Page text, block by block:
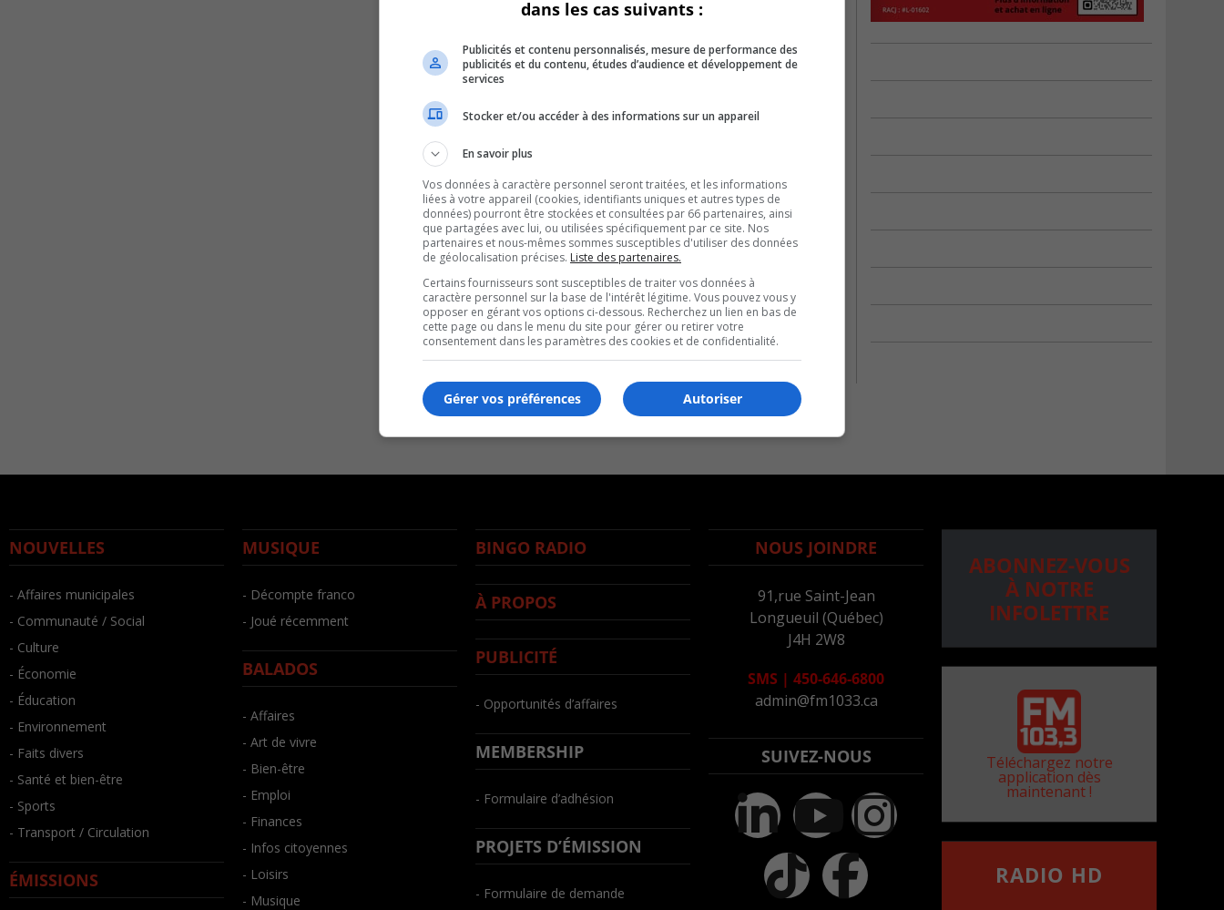
NOUVELLES
- Affaires municipales
- Communauté / Social
- Culture
- Économie
- Éducation
- Environnement
- Faits divers
- Santé et bien-être
- Sports
- Transport / Circulation
ÉMISSIONS
MUSIQUE
- Décompte franco
- Joué récemment
BALADOS
- Affaires
- Art de vivre
- Bien-être
- Emploi
- Finances
- Infos citoyennes
- Loisirs
- Musique
BINGO RADIO
À PROPOS
PUBLICITÉ
- Opportunités d’affaires
MEMBERSHIP
- Formulaire d’adhésion
PROJETS D’ÉMISSION
- Formulaire de demande
NOUS JOINDRE
91,rue Saint-Jean
Longueuil (Québec)
J4H 2W8
SMS | 450-646-6800
admin@fm1033.ca
SUIVEZ-NOUS
ABONNEZ-VOUS
À NOTRE
INFOLETTRE
Téléchargez notre
application dès
maintenant !
RADIO HD
dans les cas suivants :
Publicités et contenu personnalisés, mesure de performance des
publicités et du contenu, études d’audience et développement de
services
Stocker et/ou accéder à des informations sur un appareil
En savoir plus
Vos données à caractère personnel seront traitées, et les informations
liées à votre appareil (cookies, identifiants uniques et autres types de
données) pourront être stockées et consultées par 66 partenaires, ainsi
que partagées avec lui, ou utilisées spécifiquement par ce site. Nos
partenaires et nous-mêmes sommes susceptibles d'utiliser des données
de géolocalisation précises. Liste des partenaires.
Certains fournisseurs sont susceptibles de traiter vos données à
caractère personnel sur la base de l'intérêt légitime. Vous pouvez vous y
opposer en gérant vos options ci-dessous. Recherchez un lien en bas de
cette page ou dans le menu du site pour gérer ou retirer votre
consentement dans les paramètres des cookies et de confidentialité.
Autoriser
Gérer vos préférences